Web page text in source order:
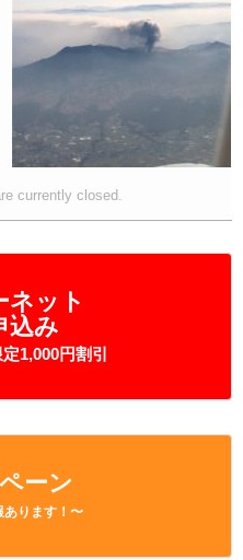
ネット
込み
1,000円割引
ーン
あります！〜
currently closed.